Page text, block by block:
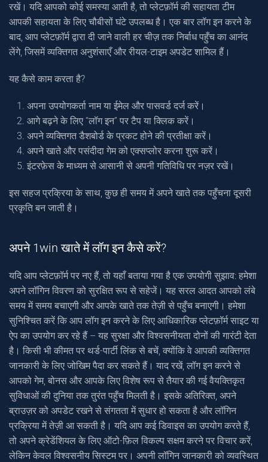
रखें। यदि आपको कोई समस्या आती है, तो प्लेटफ़ॉर्म की सहायता टीम
आपकी सहायता के लिए चौबीसों घंटे उपलब्ध है। एक बार लॉग इन करने के
बाद, आप प्लेटफ़ॉर्म द्वारा दी जाने वाली हर चीज़ तक निर्बाध पहुँच का आनंद
लेंगे, जिसमें व्यक्तिगत अनुशंसाएँ और रीयल-टाइम अपडेट शामिल हैं।
यह कैसे काम करता है?
अपना उपयोगकर्ता नाम या ईमेल और पासवर्ड दर्ज करें।
आगे बढ़ने के लिए “लॉग इन” पर टैप या क्लिक करें।
अपने व्यक्तिगत डैशबोर्ड के प्रकट होने की प्रतीक्षा करें।
अपने खाते और पसंदीदा गेम को एक्सप्लोर करना शुरू करें।
इंटरफ़ेस के माध्यम से आसानी से अपनी गतिविधि पर नज़र रखें।
इस सहज प्रक्रिया के साथ, कुछ ही समय में अपने खाते तक पहुँचना दूसरी
प्रकृति बन जाती है।
अपने 1win खाते में लॉग इन कैसे करें?
यदि आप प्लेटफ़ॉर्म पर नए हैं, तो यहाँ बताया गया है एक उपयोगी सुझाव: हमेशा
अपने लॉगिन विवरण को सुरक्षित रूप से सहेजें। यह सरल आदत आपको लंबे
समय में समय बचाएगी और आपके खाते तक तेज़ी से पहुँच बनाएगी। हमेशा
सुनिश्चित करें कि आप लॉग इन करने के लिए आधिकारिक प्लेटफ़ॉर्म साइट या
ऐप का उपयोग कर रहे हैं – यह सुरक्षा और विश्वसनीयता दोनों की गारंटी देता
है। किसी भी कीमत पर थर्ड-पार्टी लिंक से बचें, क्योंकि वे आपकी व्यक्तिगत
जानकारी के लिए जोखिम पैदा कर सकते हैं। याद रखें, लॉग इन करने से
आपको गेम, बोनस और आपके लिए विशेष रूप से तैयार की गई वैयक्तिकृत
सुविधाओं की दुनिया तक तुरंत पहुँच मिलती है। इसके अतिरिक्त, अपने
ब्राउज़र को अपडेट रखने से संगतता में सुधार हो सकता है और लॉगिन
प्रक्रिया में तेज़ी आ सकती है। यदि आप कई डिवाइस का उपयोग करते हैं,
तो अपने क्रेडेंशियल के लिए ऑटो-फ़िल विकल्प सक्षम करने पर विचार करें,
लेकिन केवल विश्वसनीय सिस्टम पर। अपनी लॉगिन जानकारी को व्यवस्थित